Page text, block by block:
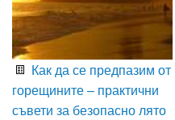
Как да се предпазим от
горещините – практични
съвети за безопасно лято